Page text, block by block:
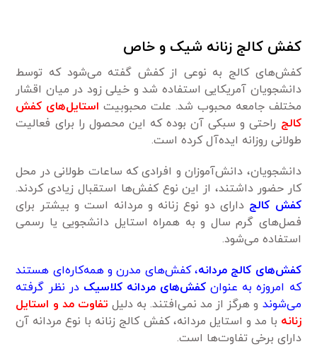
کفش کالج زنانه شیک و خاص
کفش‌های کالج به نوعی از کفش گفته می‌شود که توسط
دانشجویان آمریکایی استفاده شد و خیلی زود در میان اقشار
مختلف جامعه محبوب شد. علت محبوبیت استایل‌های کفش
کالج راحتی و سبکی آن بوده که این محصول را برای فعالیت
طولانی روزانه ایده‌آل کرده است.
دانشجویان، دانش‌آموزان و افرادی که ساعات طولانی در محل
کار حضور داشتند، از این نوع کفش‌ها استقبال زیادی کردند.
کفش کالج دارای دو نوع زنانه و مردانه است و بیشتر برای
فصل‌های گرم سال و به همراه استایل دانشجویی یا رسمی
استفاده می‌شود.
کفش‌های کالج مردانه، کفش‌های مدرن و همه‌کاره‌ای هستند
که امروزه به عنوان کفش‌های مردانه کلاسیک در نظر گرفته
می‌شوند و هرگز از مد نمی‌افتند. به دلیل تفاوت مد و استایل
زنانه با مد و استایل مردانه، کفش کالج زنانه با نوع مردانه آن
دارای برخی تفاوت‌ها است.